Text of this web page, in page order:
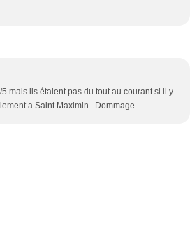
mais ils étaient pas du tout au courant si il y
a Saint Maximin...Dommage